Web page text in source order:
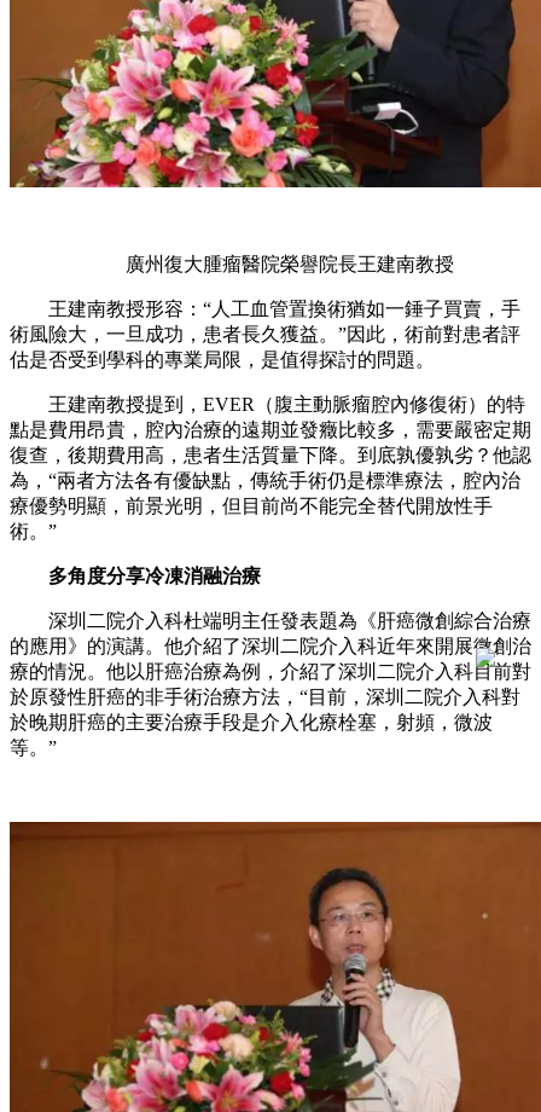
廣州復大腫瘤醫院榮譽院長王建南教授
王建南教授形容：“人工血管置換術猶如一錘子買賣，手
術風險大，一旦成功，患者長久獲益。”因此，術前對患者評
估是否受到學科的專業局限，是值得探討的問題。
王建南教授提到，EVER（腹主動脈瘤腔內修復術）的特
點是費用昂貴，腔內治療的遠期並發癥比較多，需要嚴密定期
復查，後期費用高，患者生活質量下降。到底孰優孰劣？他認
為，“兩者方法各有優缺點，傳統手術仍是標準療法，腔內治
療優勢明顯，前景光明，但目前尚不能完全替代開放性手
術。”
多角度分享冷凍消融治療
深圳二院介入科杜端明主任發表題為《肝癌微創綜合治療
的應用》的演講。他介紹了深圳二院介入科近年來開展微創治
療的情況。他以肝癌治療為例，介紹了深圳二院介入科目前對
於原發性肝癌的非手術治療方法，“目前，深圳二院介入科對
於晚期肝癌的主要治療手段是介入化療栓塞，射頻，微波
等。”